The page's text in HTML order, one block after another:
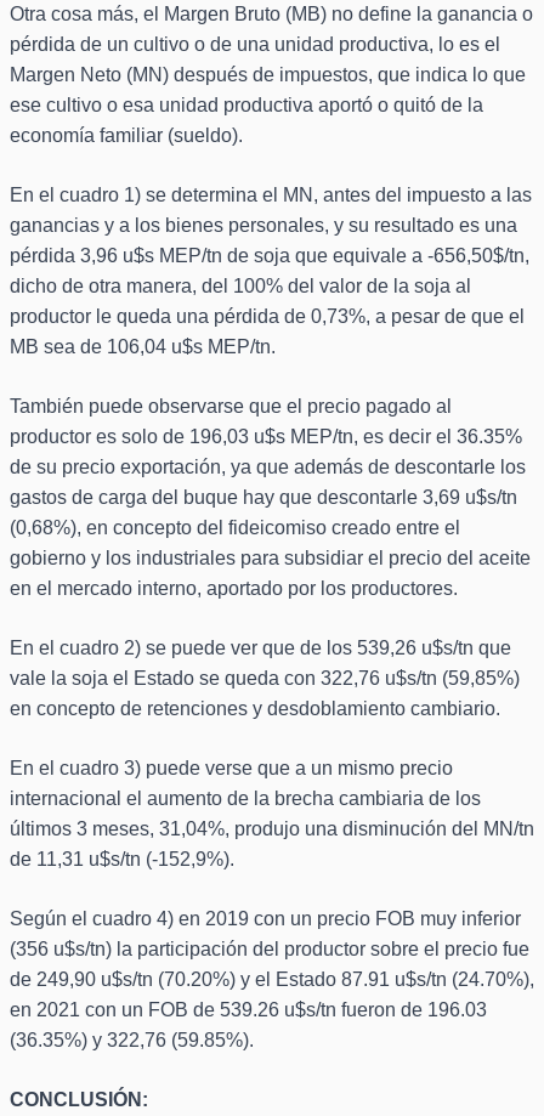
Otra cosa más, el Margen Bruto (MB) no define la ganancia o
pérdida de un cultivo o de una unidad productiva, lo es el
Margen Neto (MN) después de impuestos, que indica lo que
ese cultivo o esa unidad productiva aportó o quitó de la
economía familiar (sueldo).
En el cuadro 1) se determina el MN, antes del impuesto a las
ganancias y a los bienes personales, y su resultado es una
pérdida 3,96 u$s MEP/tn de soja que equivale a -656,50$/tn,
dicho de otra manera, del 100% del valor de la soja al
productor le queda una pérdida de 0,73%, a pesar de que el
MB sea de 106,04 u$s MEP/tn.
También puede observarse que el precio pagado al
productor es solo de 196,03 u$s MEP/tn, es decir el 36.35%
de su precio exportación, ya que además de descontarle los
gastos de carga del buque hay que descontarle 3,69 u$s/tn
(0,68%), en concepto del fideicomiso creado entre el
gobierno y los industriales para subsidiar el precio del aceite
en el mercado interno, aportado por los productores.
En el cuadro 2) se puede ver que de los 539,26 u$s/tn que
vale la soja el Estado se queda con 322,76 u$s/tn (59,85%)
en concepto de retenciones y desdoblamiento cambiario.
En el cuadro 3) puede verse que a un mismo precio
internacional el aumento de la brecha cambiaria de los
últimos 3 meses, 31,04%, produjo una disminución del MN/tn
de 11,31 u$s/tn (-152,9%).
Según el cuadro 4) en 2019 con un precio FOB muy inferior
(356 u$s/tn) la participación del productor sobre el precio fue
de 249,90 u$s/tn (70.20%) y el Estado 87.91 u$s/tn (24.70%),
en 2021 con un FOB de 539.26 u$s/tn fueron de 196.03
(36.35%) y 322,76 (59.85%).
CONCLUSIÓN: